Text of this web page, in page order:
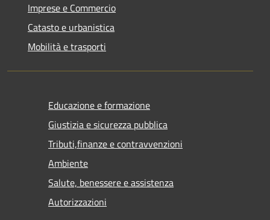
Imprese e Commercio
Catasto e urbanistica
Mobilità e trasporti
Educazione e formazione
Giustizia e sicurezza pubblica
Tributi,finanze e contravvenzioni
Ambiente
Salute, benessere e assistenza
Autorizzazioni